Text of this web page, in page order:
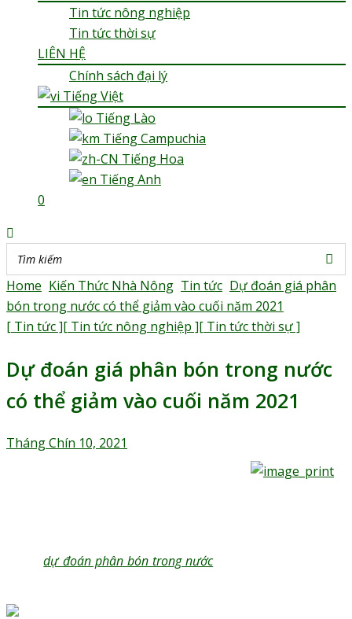
Tin tức nông nghiệp
Tin tức thời sự
LIÊN HỆ
Chính sách đại lý
Tiếng Việt
Tiếng Lào
Tiếng Campuchia
Tiếng Hoa
Tiếng Anh
0
Home Kiến Thức Nhà Nông Tin tức Dự đoán giá phân
bón trong nước có thể giảm vào cuối năm 2021
[ Tin tức ][ Tin tức nông nghiệp ][ Tin tức thời sự ]
Dự đoán giá phân bón trong nước
có thể giảm vào cuối năm 2021
Tháng Chín 10, 2021
giá vàdự đoán phân bón trong nướccó thể giảm vào những